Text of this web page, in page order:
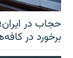
حجاب در
برخورد در